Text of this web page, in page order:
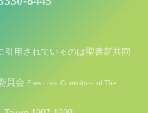
引用されているのは聖書新共同
員会 Executive Committee of The